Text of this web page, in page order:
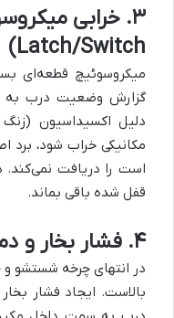
Latch/Switch)
میکروسوئیچ قطعه‌ای
گزارش وضعیت درب به
دلیل اکسیداسیون
مکانیکی خراب شود، برد
است را دریافت
قفل شده باقی بماند.
۴. فشار بخار و دمای بسیار بالا
در انتهای چرخه شستشو
بالاست. ایجاد فشار